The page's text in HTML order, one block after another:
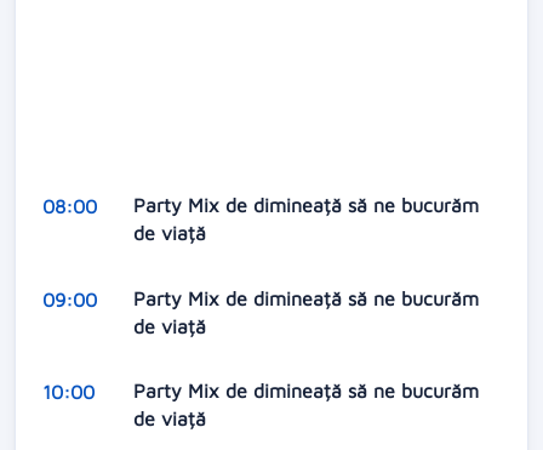
08:00
Party Mix de dimineață să ne bucurăm
de viață
09:00
Party Mix de dimineață să ne bucurăm
de viață
10:00
Party Mix de dimineață să ne bucurăm
de viață